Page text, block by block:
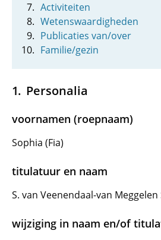
Activiteiten
Wetenswaardigheden
Publicaties van/over
Familie/gezin
Personalia
voornamen (roepnaam)
Sophia (Fia)
titulatuur en naam
S. van Veenendaal-van Meggelen
wijziging in naam en/of